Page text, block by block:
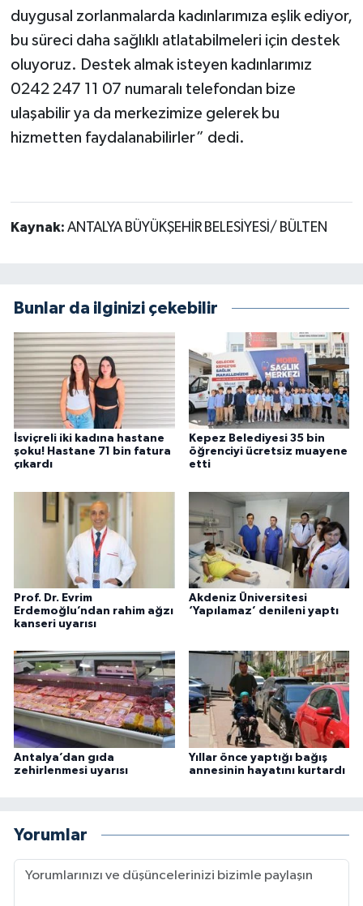
duygusal zorlanmalarda kadınlarımıza eşlik ediyor,
bu süreci daha sağlıklı atlatabilmeleri için destek
oluyoruz. Destek almak isteyen kadınlarımız
0242 247 11 07 numaralı telefondan bize
ulaşabilir ya da merkezimize gelerek bu
hizmetten faydalanabilirler” dedi.
Kaynak: ANTALYA BÜYÜKŞEHİR BELESİYESİ/ BÜLTEN
Bunlar da ilginizi çekebilir
İsviçreli iki kadına hastane
şoku! Hastane 71 bin fatura
çıkardı
Kepez Belediyesi 35 bin
öğrenciyi ücretsiz muayene
etti
Prof. Dr. Evrim
Erdemoğlu’ndan rahim ağzı
kanseri uyarısı
Akdeniz Üniversitesi
‘Yapılamaz’ denileni yaptı
Antalya’dan gıda
zehirlenmesi uyarısı
Yıllar önce yaptığı bağış
annesinin hayatını kurtardı
Yorumlar